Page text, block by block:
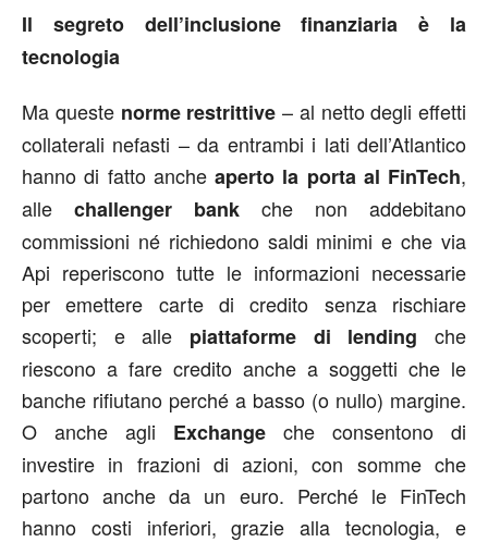
Il segreto dell’inclusione finanziaria è la
tecnologia
Ma queste norme restrittive – al netto degli effetti
collaterali nefasti – da entrambi i lati dell’Atlantico
hanno di fatto anche aperto la porta al FinTech,
alle challenger bank che non addebitano
commissioni né richiedono saldi minimi e che via
Api reperiscono tutte le informazioni necessarie
per emettere carte di credito senza rischiare
scoperti; e alle piattaforme di lending che
riescono a fare credito anche a soggetti che le
banche rifiutano perché a basso (o nullo) margine.
O anche agli Exchange che consentono di
investire in frazioni di azioni, con somme che
partono anche da un euro. Perché le FinTech
hanno costi inferiori, grazie alla tecnologia, e